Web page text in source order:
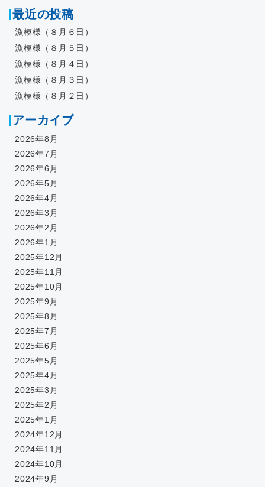
最近の投稿
漁模様（８月６日）
漁模様（８月５日）
漁模様（８月４日）
漁模様（８月３日）
漁模様（８月２日）
アーカイブ
2026年8月
2026年7月
2026年6月
2026年5月
2026年4月
2026年3月
2026年2月
2026年1月
2025年12月
2025年11月
2025年10月
2025年9月
2025年8月
2025年7月
2025年6月
2025年5月
2025年4月
2025年3月
2025年2月
2025年1月
2024年12月
2024年11月
2024年10月
2024年9月